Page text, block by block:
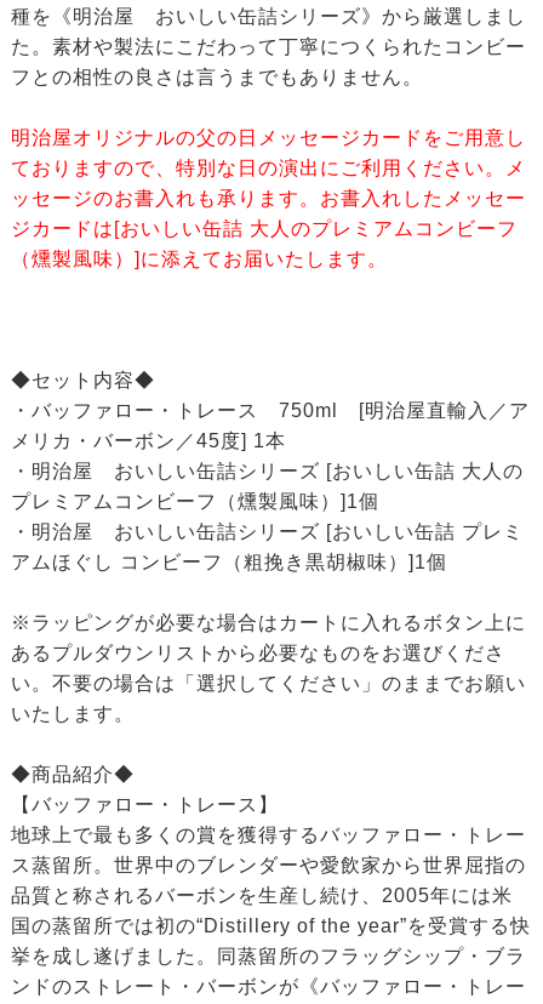
種を《明治屋 おいしい缶詰シリーズ》から厳選しまし
た。素材や製法にこだわって丁寧につくられたコンビー
フとの相性の良さは言うまでもありません。
明治屋オリジナルの父の日メッセージカードをご用意し
ておりますので、特別な日の演出にご利用ください。メ
ッセージのお書入れも承ります。お書入れしたメッセー
ジカードは[おいしい缶詰 大人のプレミアムコンビーフ
（燻製風味）]に添えてお届いたします。
◆セット内容◆
・バッファロー・トレース 750ml [明治屋直輸入／ア
メリカ・バーボン／45度] 1本
・明治屋 おいしい缶詰シリーズ [おいしい缶詰 大人の
プレミアムコンビーフ（燻製風味）]1個
・明治屋 おいしい缶詰シリーズ [おいしい缶詰 プレミ
アムほぐし コンビーフ（粗挽き黒胡椒味）]1個
※ラッピングが必要な場合はカートに入れるボタン上に
あるプルダウンリストから必要なものをお選びくださ
い。不要の場合は「選択してください」のままでお願い
いたします。
◆商品紹介◆
【バッファロー・トレース】
地球上で最も多くの賞を獲得するバッファロー・トレー
ス蒸留所。世界中のブレンダーや愛飲家から世界屈指の
品質と称されるバーボンを生産し続け、2005年には米
国の蒸留所では初の“Distillery of the year”を受賞する快
挙を成し遂げました。同蒸留所のフラッグシップ・ブラ
ンドのストレート・バーボンが《バッファロー・トレー